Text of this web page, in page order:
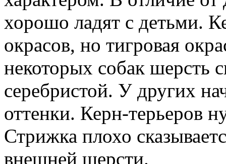
хорошо ладят с детьми.
окрасов, но тигровая
некоторых собак шерсть
серебристой. У других
оттенки. Керн-терьеров
Стрижка плохо
внешней шерсти.